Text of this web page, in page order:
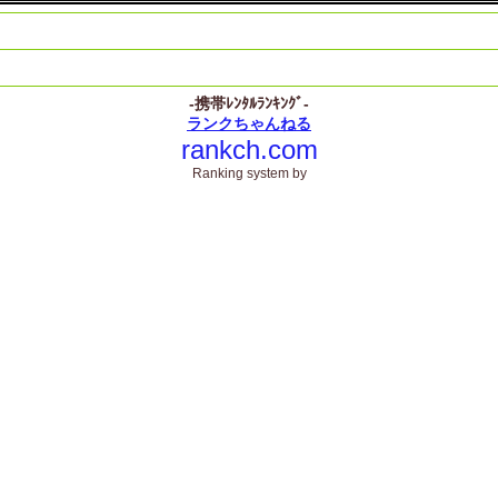
-携帯ﾚﾝﾀﾙﾗﾝｷﾝｸﾞ-
ランクちゃんねる
rankch.com
Ranking system by